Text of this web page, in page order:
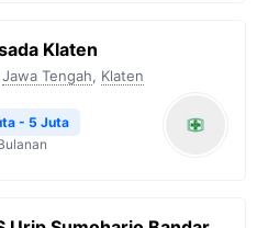
Klaten
Jawa Tengah, Klaten
- 5 Juta